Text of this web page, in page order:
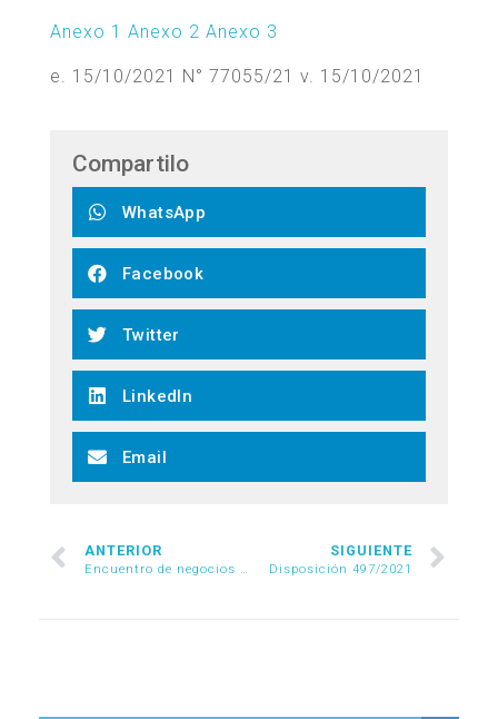
Anexo 1 Anexo 2 Anexo 3
e. 15/10/2021 N° 77055/21 v. 15/10/2021
Compartilo
WhatsApp
Facebook
Twitter
LinkedIn
Email
ANTERIOR
Encuentro de negocios con China, 27 y 28 de octubre
SIGUIENTE
Disposición 497/2021